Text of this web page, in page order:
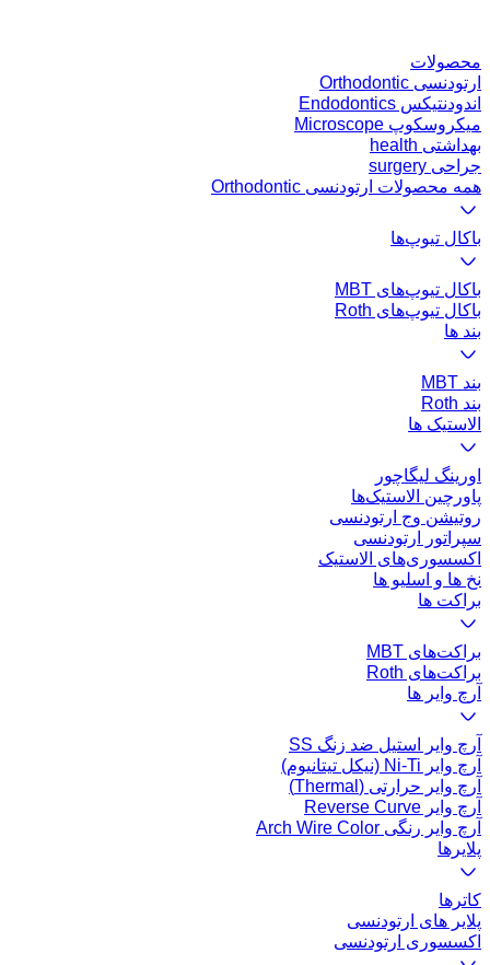
محصولات
ارتودنسی Orthodontic
اندودنتیکس Endodontics
میکروسکوپ Microscope
بهداشتی health
جراحی surgery
همه محصولات ارتودنسی Orthodontic
باکال تیوپ‌ها
باکال تیوپ‌های MBT
باکال تیوپ‌های Roth
بند ها
بند MBT
بند Roth
الاستیک ها
اورینگ لیگاچور
پاورچین الاستیک‌ها
روتیشن وج ارتودنسی
سپراتور ارتودنسی
اکسسوری‌های الاستیک
نخ ها و اسلیو ها
براکت ها
براکت‌های MBT
براکت‌های Roth
آرچ وایر ها
آرچ وایر استیل ضد زنگ SS
آرچ وایر Ni-Ti (نیکل تیتانیوم)
آرچ وایر حرارتی (Thermal)
آرچ وایر Reverse Curve
آرچ وایر رنگی Arch Wire Color
پلایرها
کاتر‌ها
پلایر های ارتودنسی
اکسسوری ارتودنسی